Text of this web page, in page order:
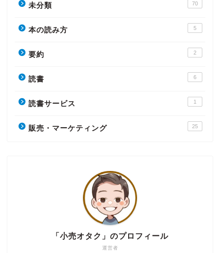
未分類 70
本の読み方 5
要約 2
読書 6
読書サービス 1
販売・マーケティング 25
運営者
「小売オタク」のプロフィール